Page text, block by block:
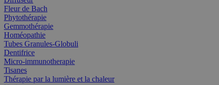
Fleur de Bach
Phytothérapie
Gemmothérapie
Homéopathie
Tubes Granules-Globuli
Dentifrice
Micro-immunotherapie
Tisanes
Thérapie par la lumière et la chaleur